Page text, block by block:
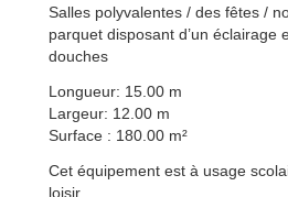
Salles polyvalentes / des fêtes /
parquet disposant d’un éclairage
douches
Longueur: 15.00 m
Largeur: 12.00 m
Surface : 180.00 m²
Cet équipement est à usage
loisir.